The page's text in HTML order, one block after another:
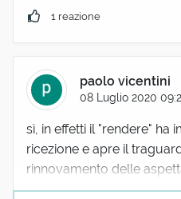
1 reazione
paolo vicentini
08 Luglio 2020
sì, in effetti il "rendere" ha
ricezione e apre il
rinnovamento delle